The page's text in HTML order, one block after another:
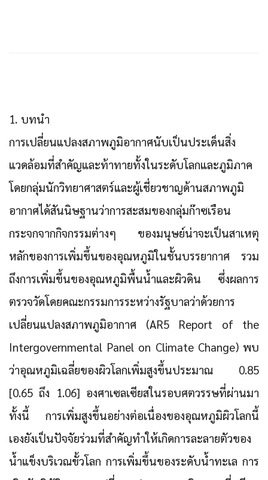
1. บทนำ
การเปลี่ยนแปลงสภาพภูมิอากาศนับเป็นประเด็นสิ่ง
แวดล้อมที่สำคัญและท้าทายทั้งในระดับโลกและภูมิภาค
โดยกลุ่มนักวิทยาศาสตร์และผู้เชี่ยวชาญด้านสภาพภูมิ
อากาศได้สันนิษฐานว่าการสะสมของกลุ่มก๊าซเรือน
กระจกจากกิจกรรมต่างๆ ของมนุษย์น่าจะเป็นสาเหตุ
หลักของการเพิ่มขึ้นของอุณหภูมิในชั้นบรรยากาศ รวม
ถึงการเพิ่มขึ้นของอุณหภูมิพื้นน้ำและผิวดิน ซึ่งผลการ
ตรวจวัดโดยคณะกรรมการระหว่างรัฐบาลว่าด้วยการ
เปลี่ยนแปลงสภาพภูมิอากาศ (AR5 Report of the
Intergovernmental Panel on Climate Change) พบ
ว่าอุณหภูมิเฉลี่ยของผิวโลกเพิ่มสูงขึ้นประมาณ 0.85
[0.65 ถึง 1.06] องศาเซลเซียสในรอบศตวรรษที่ผ่านมา
ทั้งนี้ การเพิ่มสูงขึ้นอย่างต่อเนื่องของอุณหภูมิผิวโลกนี้
เองยังเป็นปัจจัยร่วมที่สำคัญทำให้เกิดการละลายตัวของ
น้ำแข็งบริเวณขั้วโลก การเพิ่มขึ้นของระดับน้ำทะเล การ